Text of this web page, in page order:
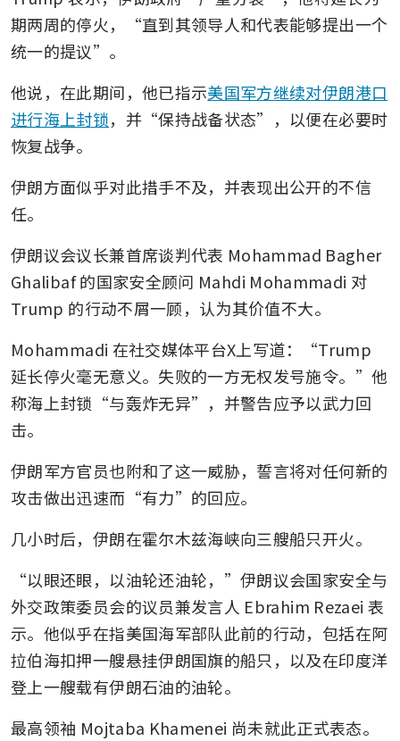
期两周的停火，“直到其领导人和代表能够提出一个
统一的提议”。
他说，在此期间，他已指示美国军方继续对伊朗港口
进行海上封锁，并“保持战备状态”，以便在必要时
恢复战争。
伊朗方面似乎对此措手不及，并表现出公开的不信
任。
伊朗议会议长兼首席谈判代表 Mohammad Bagher
Ghalibaf 的国家安全顾问 Mahdi Mohammadi 对
Trump 的行动不屑一顾，认为其价值不大。
Mohammadi 在社交媒体平台X上写道：“Trump
延长停火毫无意义。失败的一方无权发号施令。”他
称海上封锁“与轰炸无异”，并警告应予以武力回
击。
伊朗军方官员也附和了这一威胁，誓言将对任何新的
攻击做出迅速而“有力”的回应。
几小时后，伊朗在霍尔木兹海峡向三艘船只开火。
“以眼还眼，以油轮还油轮，”伊朗议会国家安全与
外交政策委员会的议员兼发言人 Ebrahim Rezaei 表
示。他似乎在指美国海军部队此前的行动，包括在阿
拉伯海扣押一艘悬挂伊朗国旗的船只，以及在印度洋
登上一艘载有伊朗石油的油轮。
最高领袖 Mojtaba Khamenei 尚未就此正式表态。